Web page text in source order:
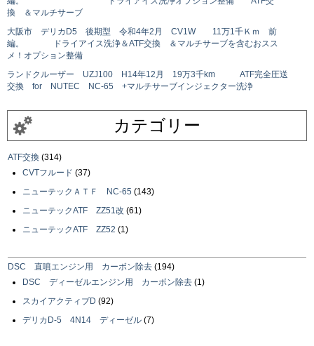
換 ＆マルチサーブ
大阪市 デリカD5 後期型 令和4年2月 CV1W 11万1千Ｋｍ 前
編。 ドライアイス洗浄＆ATF交換 ＆マルチサーブを含むおスス
メ！オプション整備
ランドクルーザー UZJ100 H14年12月 19万3千km ATF完全圧送
交換 for NUTEC NC-65 +マルチサーブインジェクター洗浄
カテゴリー
ATF交換 (314)
CVTフルード (37)
ニューテックＡＴＦ NC-65 (143)
ニューテックATF ZZ51改 (61)
ニューテックATF ZZ52 (1)
DSC 直噴エンジン用 カーボン除去 (194)
DSC ディーゼルエンジン用 カーボン除去 (1)
スカイアクティブD (92)
デリカD-5 4N14 ディーゼル (7)